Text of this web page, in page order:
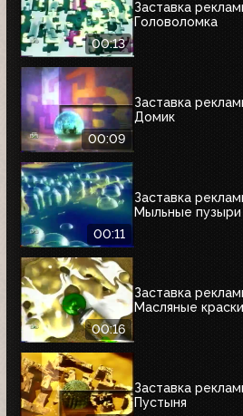
00:13
Заставка
Головоломка
00:09
Заставка
Домик
00:11
Заставка
Мыльные пузыри
00:16
Заставка
Масляные краски
Заставка
Пустыня